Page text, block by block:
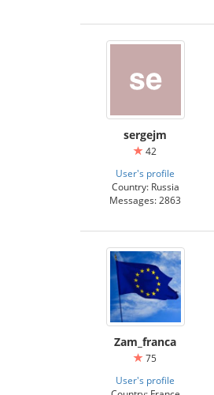
sergejm
42
User's profile
Country: Russia
Messages: 2863
Zam_franca
75
User's profile